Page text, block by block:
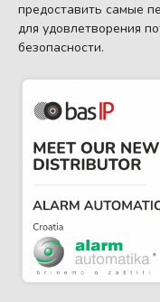
предоставить самые
для удовлетворения
безопасности.